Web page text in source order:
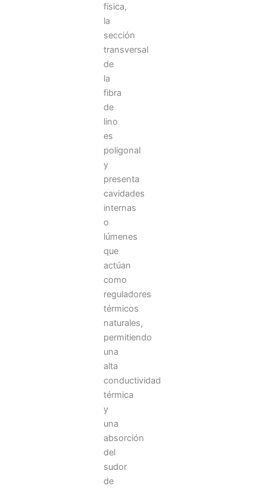
física,
la
sección
transversal
de
la
fibra
de
lino
es
poligonal
y
presenta
cavidades
internas
o
lúmenes
que
actúan
como
reguladores
térmicos
naturales,
permitiendo
una
alta
conductividad
térmica
y
una
absorción
del
sudor
de